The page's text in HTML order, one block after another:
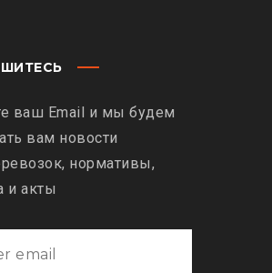
ваш Email и мы будем
вам новости
нормативы,
и акты